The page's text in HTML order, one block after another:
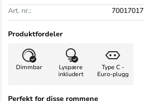
Art. nr.:
70017017
Produktfordeler
Dimmbar
Lyspære
inkludert
Type C -
Euro-plugg
Perfekt for disse rommene